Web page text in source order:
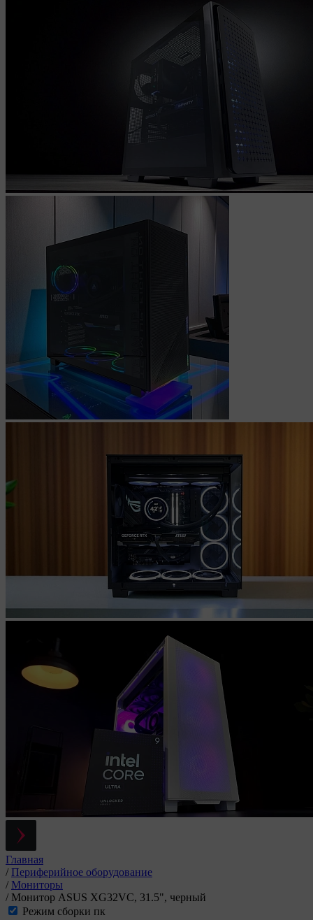
Главная
/ Периферийное оборудование
/ Мониторы
/ Монитор ASUS XG32VC, 31.5", черный
Режим сборки пк